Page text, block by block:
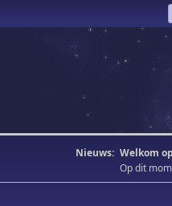
Nieuws: Welkom
Op dit